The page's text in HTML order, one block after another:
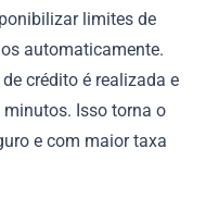
limites de
automaticamente.
crédito é realizada e
Isso torna o
e com maior taxa